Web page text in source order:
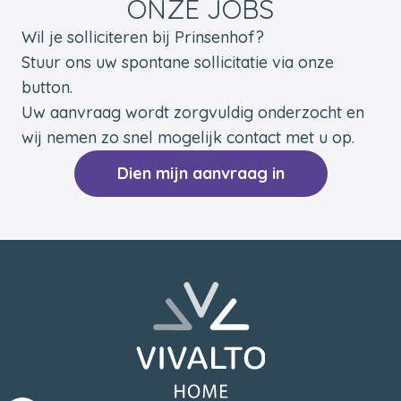
ONZE JOBS
Wil je solliciteren bij Prinsenhof?
Stuur ons uw spontane sollicitatie via onze
button.
Uw aanvraag wordt zorgvuldig onderzocht en
wij nemen zo snel mogelijk contact met u op.
Dien mijn aanvraag in
Terug naar de startpagina